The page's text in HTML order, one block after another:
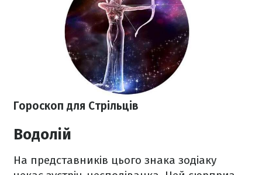
Гороскоп для Стрільців
Водолій
На представників цього знака зодіаку